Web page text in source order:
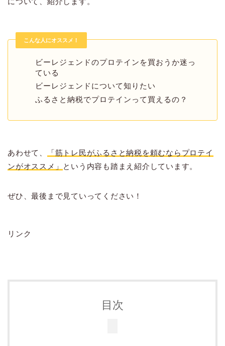
こんな人にオススメ！
ビーレジェンドのプロテインを買おうか迷っ
ている
ビーレジェンドについて知りたい
ふるさと納税でプロテインって買えるの？
あわせて、
「筋トレ民がふるさと納税を頼むならプロテイ
ンがオススメ」 という内容も踏まえ紹介しています。
ぜひ、最後まで見ていってください！
リンク
目次